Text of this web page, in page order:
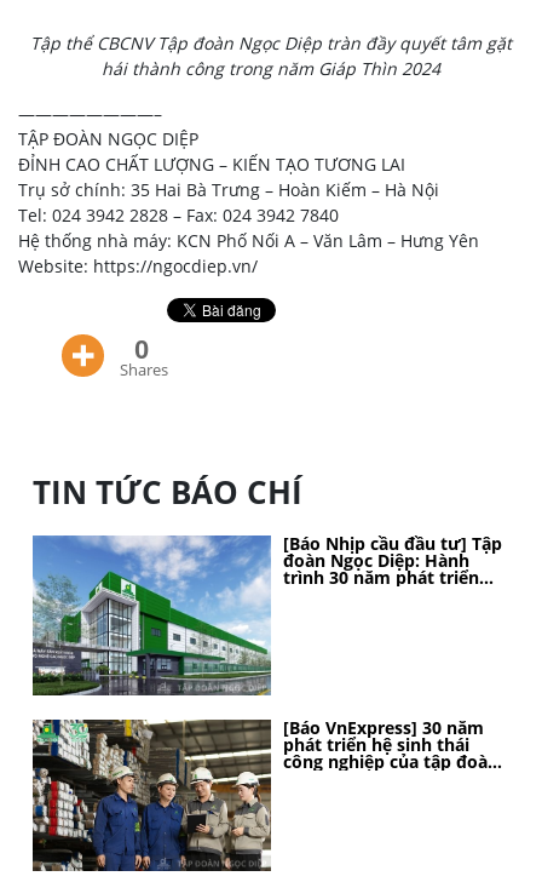
Tập thể CBCNV Tập đoàn Ngọc Diệp tràn đầy quyết tâm gặt
hái thành công trong năm Giáp Thìn 2024
————————–
TẬP ĐOÀN NGỌC DIỆP
ĐỈNH CAO CHẤT LƯỢNG – KIẾN TẠO TƯƠNG LAI
Trụ sở chính: 35 Hai Bà Trưng – Hoàn Kiếm – Hà Nội
Tel: 024 3942 2828 – Fax: 024 3942 7840
Hệ thống nhà máy: KCN Phố Nối A – Văn Lâm – Hưng Yên
Website: https://ngocdiep.vn/
0
Shares
TIN TỨC BÁO CHÍ
[Báo Nhịp cầu đầu tư] Tập
đoàn Ngọc Diệp: Hành
trình 30 năm phát triển
bền vững, kiến tạo vị thế
[Báo VnExpress] 30 năm
phát triển hệ sinh thái
công nghiệp của tập đoàn
Ngọc Diệp